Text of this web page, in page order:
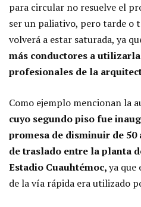
para circular no resuelve el
ser un paliativo, pero tarde o
volverá a estar saturada, ya
más conductores a
profesionales de la
Como ejemplo mencionan la
cuyo segundo piso fue
promesa de disminuir de
de traslado entre la planta
Estadio Cuauhtémoc,ya que
de la vía rápida era utilizado